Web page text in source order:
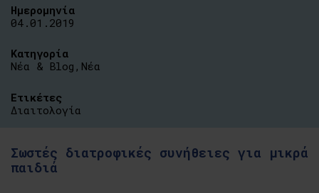
Σωστές διατροφικές συνήθειες για μικρά
παιδιά
Ημερομηνία
04.01.2019
Κατηγορία
Νέα & Blog , Νέα
Ετικέτες
Διαιτολογία